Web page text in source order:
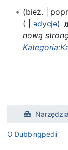
20
2009
bież.
edycje
nową
Narzędzia
O Dubbingpedii